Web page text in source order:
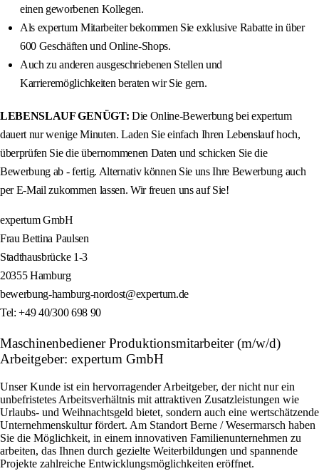
einen geworbenen Kollegen.
Als expertum Mitarbeiter bekommen Sie exklusive Rabatte in über
600 Geschäften und Online-Shops.
Auch zu anderen ausgeschriebenen Stellen und
Karrieremöglichkeiten beraten wir Sie gern.
LEBENSLAUF GENÜGT: Die Online-Bewerbung bei expertum
dauert nur wenige Minuten. Laden Sie einfach Ihren Lebenslauf hoch,
überprüfen Sie die übernommenen Daten und schicken Sie die
Bewerbung ab - fertig. Alternativ können Sie uns Ihre Bewerbung auch
per E-Mail zukommen lassen. Wir freuen uns auf Sie!
expertum GmbH
Frau Bettina Paulsen
Stadthausbrücke 1-3
20355 Hamburg
bewerbung-hamburg-nordost@expertum.de
Tel: +49 40/300 698 90
Maschinenbediener Produktionsmitarbeiter (m/w/d)
Arbeitgeber: expertum GmbH
Unser Kunde ist ein hervorragender Arbeitgeber, der nicht nur ein
unbefristetes Arbeitsverhältnis mit attraktiven Zusatzleistungen wie
Urlaubs- und Weihnachtsgeld bietet, sondern auch eine wertschätzende
Unternehmenskultur fördert. Am Standort Berne / Wesermarsch haben
Sie die Möglichkeit, in einem innovativen Familienunternehmen zu
arbeiten, das Ihnen durch gezielte Weiterbildungen und spannende
Projekte zahlreiche Entwicklungsmöglichkeiten eröffnet.